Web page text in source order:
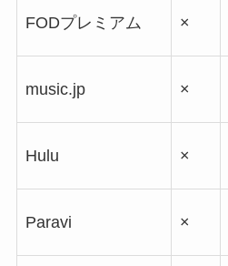
FODプレミアム ×
music.jp ×
Hulu ×
Paravi ×